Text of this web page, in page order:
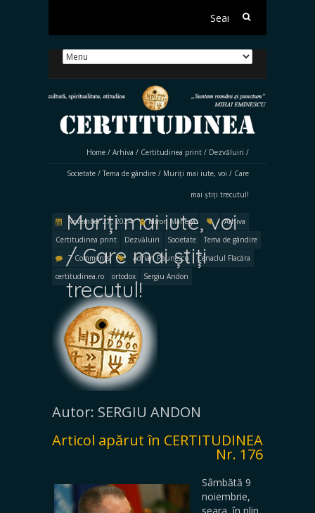
Search
Home / Arhiva / Certitudinea print / Dezvăluiri /
Societate / Tema de gândire / Muriți mai iute, voi / Care
mai știți trecutul!
Muriți mai iute, voi
/ Care mai știți
trecutul!
November 27, 2024 Miron Manega
Arhiva
Certitudinea print
Dezvăluiri Societate
Tema de gândire
7 Comments
Adrian Păunescu
Cenaclul Flacăra
certitudinea.ro
ortodox Sergiu Andon
Autor: SERGIU ANDON
Articol apărut în CERTITUDINEA
Nr. 176
Sâmbătă 9
noiembrie,
seara, în plin